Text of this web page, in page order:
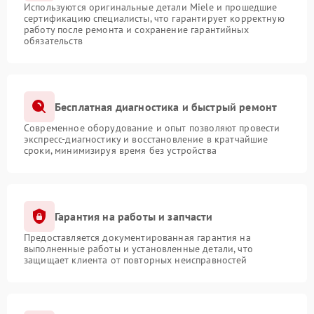
Используются оригинальные детали Miele и прошедшие
сертификацию специалисты, что гарантирует корректную
работу после ремонта и сохранение гарантийных
обязательств
Бесплатная диагностика и быстрый ремонт
Современное оборудование и опыт позволяют провести
экспресс-диагностику и восстановление в кратчайшие
сроки, минимизируя время без устройства
Гарантия на работы и запчасти
Предоставляется документированная гарантия на
выполненные работы и установленные детали, что
защищает клиента от повторных неисправностей